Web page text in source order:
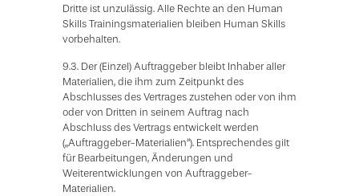
Dritte ist unzulässig. Alle Rechte an den Human
Skills Trainingsmaterialien bleiben Human Skills
vorbehalten.
9.3. Der (Einzel) Auftraggeber bleibt Inhaber aller
Materialien, die ihm zum Zeitpunkt des
Abschlusses des Vertrages zustehen oder von ihm
oder von Dritten in seinem Auftrag nach
Abschluss des Vertrags entwickelt werden
(„Auftraggeber-Materialien“). Entsprechendes gilt
für Bearbeitungen, Änderungen und
Weiterentwicklungen von Auftraggeber-
Materialien.